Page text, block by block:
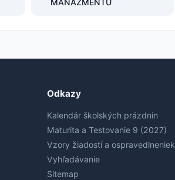
MANAŽMENTU
Odkazy
Kalendár školských prázdnin
Maturita a Testovanie 9 (2027)
Vzory žiadostí a ospravedlneniek
Vyhľadávanie
Sitemap